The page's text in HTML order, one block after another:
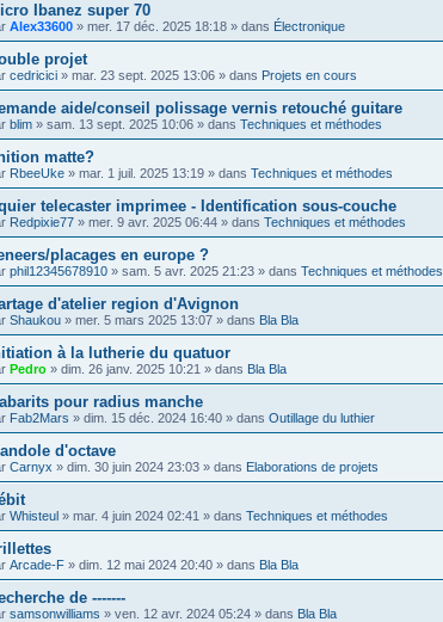
Ibanez super 70
Alex33600 » mer. 17 déc. 2025 18:18 » dans Électronique
projet
cedricici » mar. 23 sept. 2025 13:06 » dans Projets en cours
aide/conseil polissage vernis retouché guitare
blim » sam. 13 sept. 2025 10:06 » dans Techniques et méthodes
matte?
RbeeUke » mar. 1 juil. 2025 13:19 » dans Techniques et méthodes
telecaster imprimee - Identification sous-couche
Redpixie77 » mer. 9 avr. 2025 06:44 » dans Techniques et méthodes
placages en europe ?
phil12345678910 » sam. 5 avr. 2025 21:23 » dans Techniques et méthodes
d'atelier region d'Avignon
Shaukou » mer. 5 mars 2025 13:07 » dans Bla Bla
à la lutherie du quatuor
Pedro » dim. 26 janv. 2025 10:21 » dans Bla Bla
pour radius manche
Fab2Mars » dim. 15 déc. 2024 16:40 » dans Outillage du luthier
d'octave
Carnyx » dim. 30 juin 2024 23:03 » dans Elaborations de projets
Whisteul » mar. 4 juin 2024 02:41 » dans Techniques et méthodes
Arcade-F » dim. 12 mai 2024 20:40 » dans Bla Bla
de -------
samsonwilliams » ven. 12 avr. 2024 05:24 » dans Bla Bla